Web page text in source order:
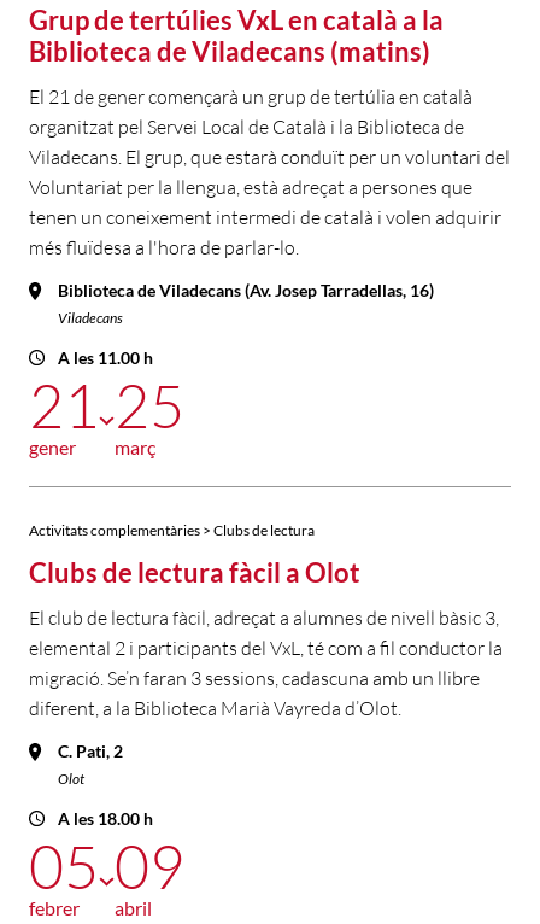
Grup de tertúlies VxL en català a la
Biblioteca de Viladecans (matins)
El 21 de gener començarà un grup de tertúlia en català
organitzat pel Servei Local de Català i la Biblioteca de
Viladecans. El grup, que estarà conduït per un voluntari del
Voluntariat per la llengua, està adreçat a persones que
tenen un coneixement intermedi de català i volen adquirir
més fluïdesa a l'hora de parlar-lo.
Biblioteca de Viladecans (Av. Josep Tarradellas, 16)
Viladecans
A les 11.00 h
21
gener
25
març
Activitats complementàries > Clubs de lectura
Clubs de lectura fàcil a Olot
El club de lectura fàcil, adreçat a alumnes de nivell bàsic 3,
elemental 2 i participants del VxL, té com a fil conductor la
migració. Se’n faran 3 sessions, cadascuna amb un llibre
diferent, a la Biblioteca Marià Vayreda d’Olot.
C. Pati, 2
Olot
A les 18.00 h
05
febrer
09
abril